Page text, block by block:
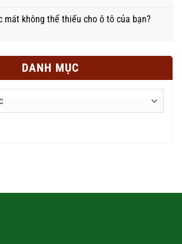
mát không thể thiếu cho ô tô của bạn?
DANH MỤC